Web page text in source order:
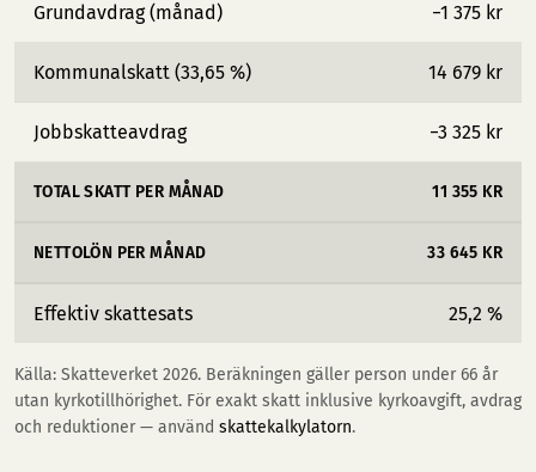
Grundavdrag (månad) −1 375 kr
Kommunalskatt (33,65 %) 14 679 kr
Jobbskatteavdrag −3 325 kr
TOTAL SKATT PER MÅNAD 11 355 KR
NETTOLÖN PER MÅNAD 33 645 KR
Effektiv skattesats 25,2 %
Källa: Skatteverket 2026. Beräkningen gäller person under 66 år
utan kyrkotillhörighet. För exakt skatt inklusive kyrkoavgift, avdrag
och reduktioner — använd skattekalkylatorn.